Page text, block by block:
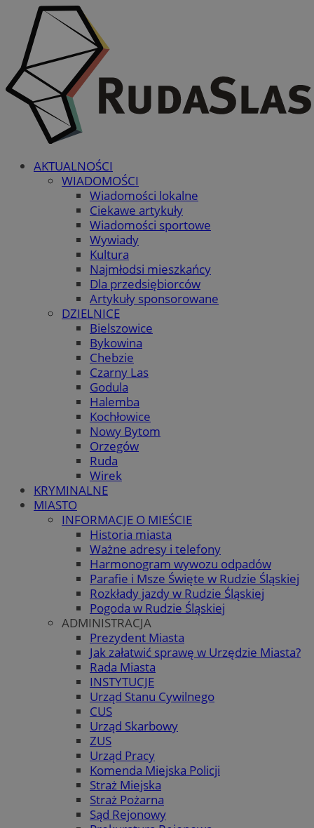
AKTUALNOŚCI
WIADOMOŚCI
Wiadomości lokalne
Ciekawe artykuły
Wiadomości sportowe
Wywiady
Kultura
Najmłodsi mieszkańcy
Dla przedsiębiorców
Artykuły sponsorowane
DZIELNICE
Bielszowice
Bykowina
Chebzie
Czarny Las
Godula
Halemba
Kochłowice
Nowy Bytom
Orzegów
Ruda
Wirek
KRYMINALNE
MIASTO
INFORMACJE O MIEŚCIE
Historia miasta
Ważne adresy i telefony
Harmonogram wywozu odpadów
Parafie i Msze Święte w Rudzie Śląskiej
Rozkłady jazdy w Rudzie Śląskiej
Pogoda w Rudzie Śląskiej
ADMINISTRACJA
Prezydent Miasta
Jak załatwić sprawę w Urzędzie Miasta?
Rada Miasta
INSTYTUCJE
Urząd Stanu Cywilnego
CUS
Urząd Skarbowy
ZUS
Urząd Pracy
Komenda Miejska Policji
Straż Miejska
Straż Pożarna
Sąd Rejonowy